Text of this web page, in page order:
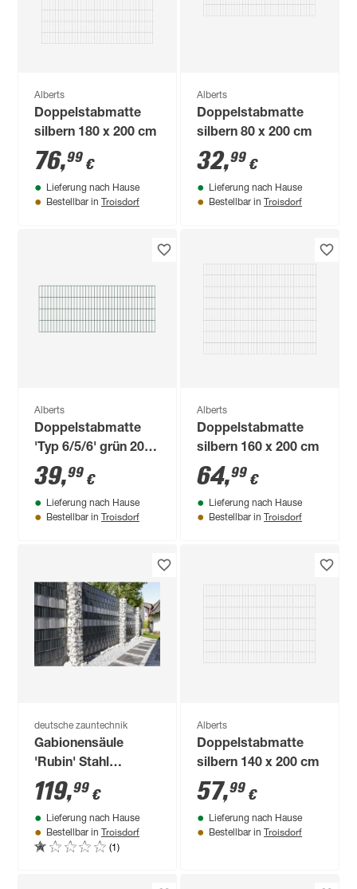
Alberts
Doppelstabmatte
silbern 180 x 200 cm
76,99 €
Lieferung nach Hause
Bestellbar in Troisdorf
Alberts
Doppelstabmatte
silbern 80 x 200 cm
32,99 €
Lieferung nach Hause
Bestellbar in Troisdorf
Alberts
Doppelstabmatte
'Typ 6/5/6' grün 200
x 80 cm
39,99 €
Lieferung nach Hause
Bestellbar in Troisdorf
Alberts
Doppelstabmatte
silbern 160 x 200 cm
64,99 €
Lieferung nach Hause
Bestellbar in Troisdorf
deutsche zauntechnik
Gabionensäule
'Rubin' Stahl
feuerverzinkt 180 x
22 x 22 cm
119,99 €
Lieferung nach Hause
Bestellbar in Troisdorf
(1)
Alberts
Doppelstabmatte
silbern 140 x 200 cm
57,99 €
Lieferung nach Hause
Bestellbar in Troisdorf